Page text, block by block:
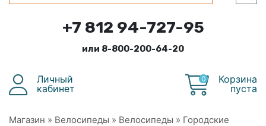
+7 812 94-727-95
или 8-800-200-64-20
Личный
кабинет
0
Корзина
пуста
Магазин » Велосипеды » Велосипеды » Городские